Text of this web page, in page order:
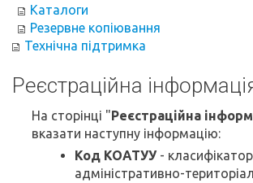
Каталоги
Резервне копіювання
Технічна підтримка
Реєстраційна
На сторінці "Реєстраційна
вказати наступну інформацію:
Код КОАТУУ -
адміністративно-